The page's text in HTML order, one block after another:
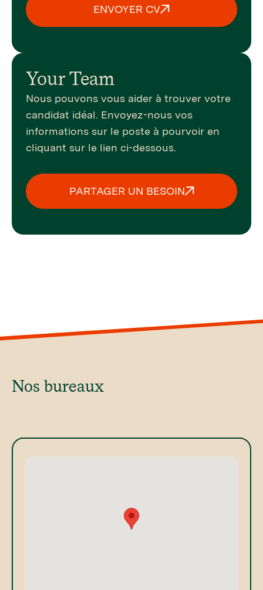
ENVOYER CV
Your Team
Nous pouvons vous aider à trouver votre
candidat idéal. Envoyez-nous vos
informations sur le poste à pourvoir en
cliquant sur le lien ci-dessous.
PARTAGER UN BESOIN
Nos bureaux